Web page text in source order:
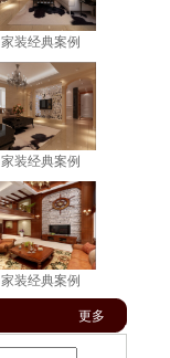
家装经典案例
家装经典案例
家装经典案例
更多